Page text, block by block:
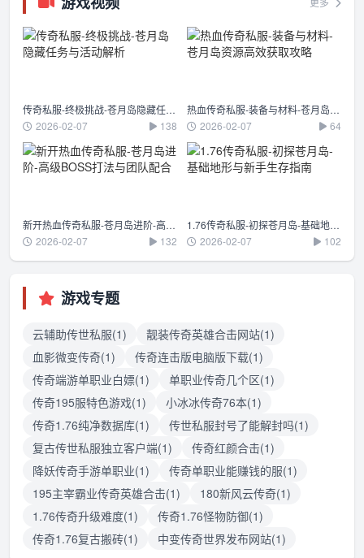
传奇私服-终极挑战-苍月岛隐藏任务与活动解析
2026-02-07
138
热血传奇私服-装备与材料-苍月岛资源高效获取攻略
2026-02-07
64
新开热血传奇私服-苍月岛进阶-高级BOSS打法与团队配合
2026-02-07
132
1.76传奇私服-初探苍月岛-基础地形与新手生存指南
2026-02-07
102
游戏专题
云辅助传世私服(1)
靓装传奇英雄合击网站(1)
血影微变传奇(1)
传奇连击版电脑版下载(1)
传奇端游单职业白嫖(1)
单职业传奇几个区(1)
传奇195服特色游戏(1)
小冰冰传奇76本(1)
传奇1.76纯净数据库(1)
传世私服封号了能解封吗(1)
复古传世私服独立客户端(1)
传奇红颜合击(1)
降妖传奇手游单职业(1)
传奇单职业能赚钱的服(1)
195主宰霸业传奇英雄合击(1)
180新风云传奇(1)
1.76传奇升级难度(1)
传奇1.76怪物防御(1)
传奇1.76复古搬砖(1)
中变传奇世界发布网站(1)